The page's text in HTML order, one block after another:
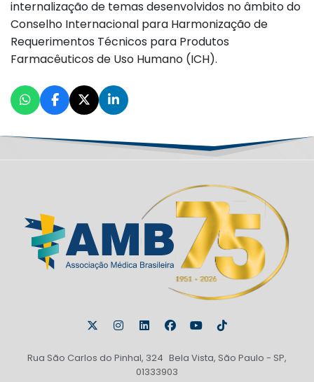
internalização de temas desenvolvidos no âmbito do
Conselho Internacional para Harmonização de
Requerimentos Técnicos para Produtos
Farmacêuticos de Uso Humano (ICH).
Rua São Carlos do Pinhal, 324 Bela Vista, São Paulo - SP,
01333903